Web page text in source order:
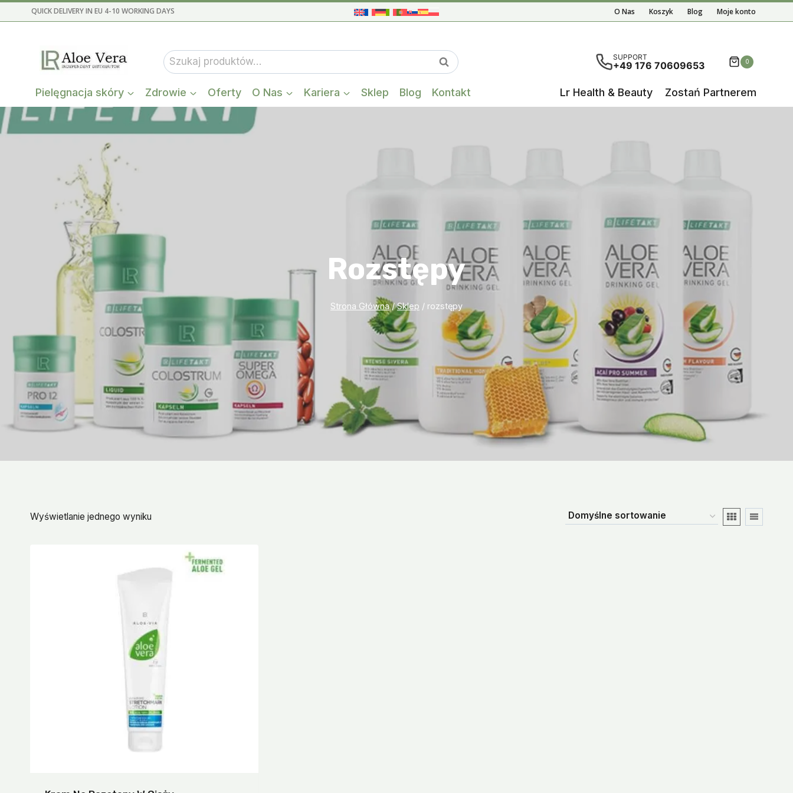
Przejdź
do
QUICK DELIVERY IN EU 4-10 WORKING DAYS O Nas Koszyk Blog Moje konto
Szukaj: Szukaj Gdy dostępne są wyniki autouzupełniania, użyj strzałek w górę i
SUPPORT
+49 176 70609653 0
Pielęgnacja skóry Zdrowie Oferty O Nas Kariera Sklep Blog Kontakt Lr Health & Beauty Zostań Partnerem
Rozstępy
Strona Główna / Sklep / rozstępy
Wyświetlanie jednego wyniku